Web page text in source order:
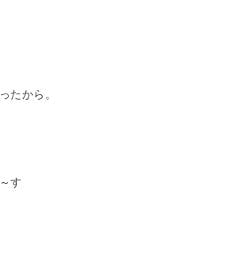
たから。
す